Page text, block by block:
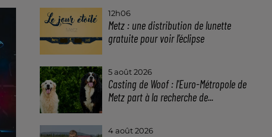
12h06
Metz : une distribution de lunette
gratuite pour voir l’éclipse
5 août 2026
Casting de Woof : l'Euro-Métropole de
Metz part à la recherche de...
4 août 2026